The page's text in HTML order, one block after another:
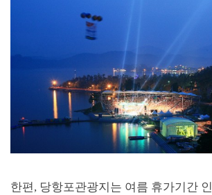
한편, 당항포관광지는 여름 휴가기간 인